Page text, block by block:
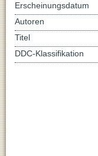
Erscheinungsdatum
Autoren
Titel
DDC-Klassifikation